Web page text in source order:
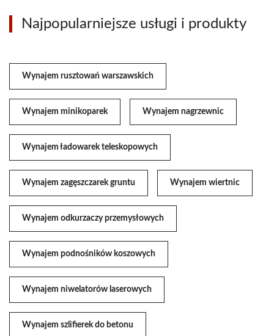
Najpopularniejsze usługi i produkty
Wynajem rusztowań warszawskich
Wynajem minikoparek Wynajem nagrzewnic
Wynajem ładowarek teleskopowych
Wynajem zagęszczarek gruntu Wynajem wiertnic
Wynajem odkurzaczy przemysłowych
Wynajem podnośników koszowych
Wynajem niwelatorów laserowych
Wynajem szlifierek do betonu